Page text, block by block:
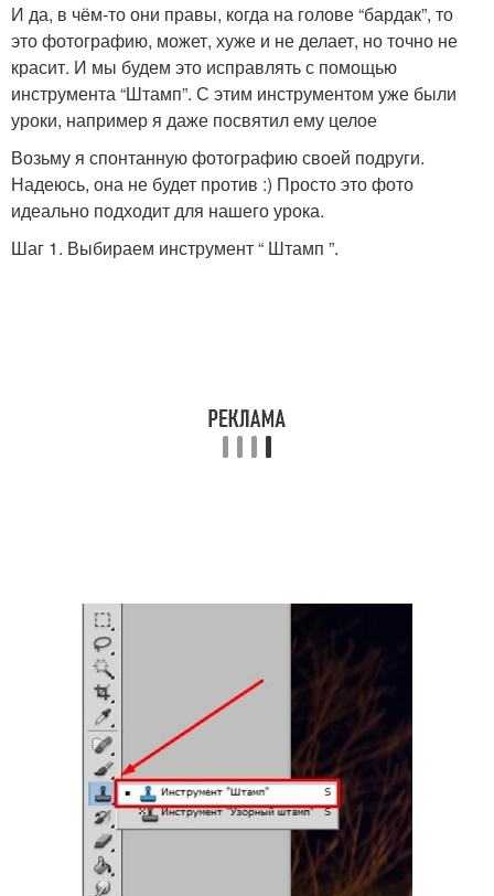
И да, в чём-то они правы, когда на голове “бардак”, то
это фотографию, может, хуже и не делает, но точно не
красит. И мы будем это исправлять с помощью
инструмента “Штамп”. С этим инструментом уже были
уроки, например я даже посвятил ему целое
Возьму я спонтанную фотографию своей подруги.
Надеюсь, она не будет против :) Просто это фото
идеально подходит для нашего урока.
Шаг 1. Выбираем инструмент “ Штамп ”.